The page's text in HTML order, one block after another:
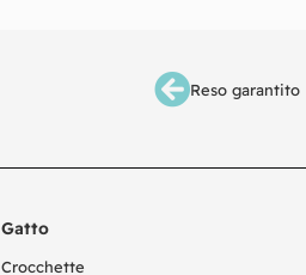
Reso garantito
Gatto
Crocchette